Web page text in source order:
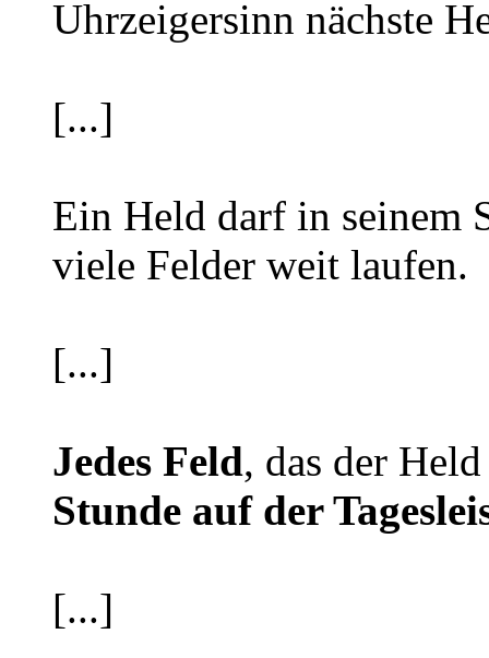
Uhrzeigersinn nächste
[...]
Ein Held darf in seinem
viele Felder weit laufen.
[...]
Jedes Feld, das der
Stunde auf der
[...]